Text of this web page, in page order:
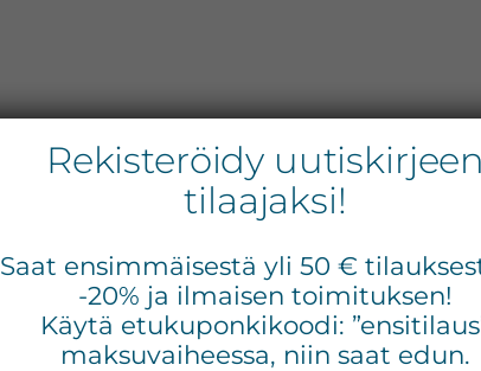
Rekisteröidy uutiskirjeen
tilaajaksi!
Saat ensimmäisestä yli 50 €
-20% ja ilmaisen toimituksen!
Käytä etukuponkikoodi:
maksuvaiheessa, niin saat edun.